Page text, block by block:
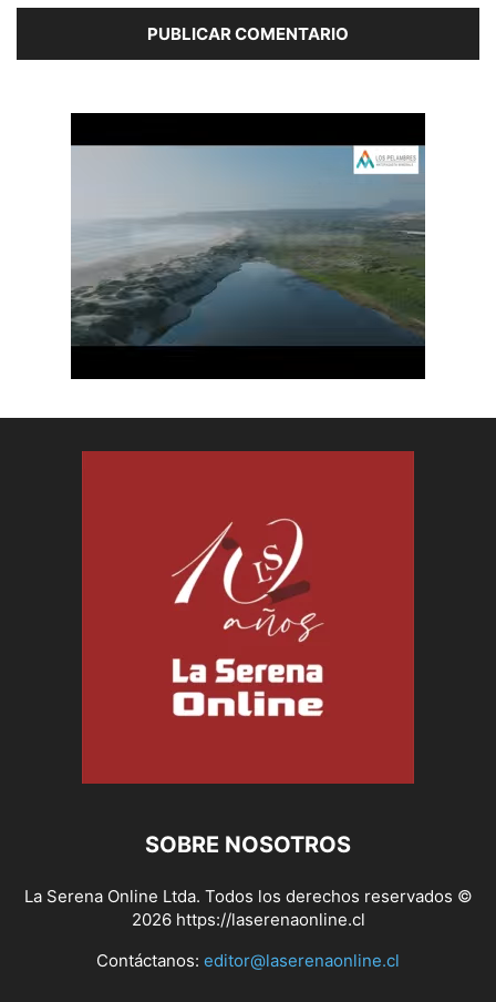
SOBRE NOSOTROS
La Serena Online Ltda. Todos los derechos reservados ©
2026 https://laserenaonline.cl
Contáctanos: editor@laserenaonline.cl